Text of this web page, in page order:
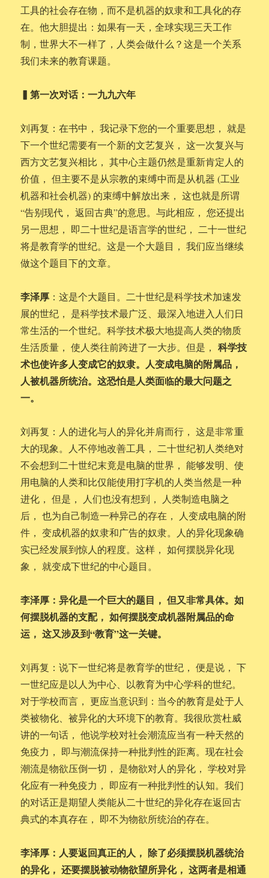
工具的社会存在物，而不是机器的奴隶和工具化的存
在。他大胆提出：如果有一天，全球实现三天工作
制，世界大不一样了，人类会做什么？这是一个关系
我们未来的教育课题。
▍第一次对话：一九九六年
刘再复：在书中， 我记录下您的一个重要思想， 就是
下一个世纪需要有一个新的文艺复兴， 这一次复兴与
西方文艺复兴相比， 其中心主题仍然是重新肯定人的
价值， 但主要不是从宗教的束缚中而是从机器 (工业
机器和社会机器) 的束缚中解放出来， 这也就是所谓
“告别现代， 返回古典”的意思。与此相应， 您还提出
另一思想， 即二十世纪是语言学的世纪， 二十一世纪
将是教育学的世纪。这是一个大题目， 我们应当继续
做这个题目下的文章。
李泽厚 ：这是个大题目。二十世纪是科学技术加速发
展的世纪， 是科学技术最广泛、最深入地进入人们日
常生活的一个世纪。科学技术极大地提高人类的物质
生活质量， 使人类往前跨进了一大步。但是， 科学技
术也使许多人变成它的奴隶。人变成电脑的附属品，
人被机器所统治。这恐怕是人类面临的最大问题之
一。
刘再复：人的进化与人的异化并肩而行， 这是非常重
大的现象。人不停地改善工具， 二十世纪初人类绝对
不会想到二十世纪末竟是电脑的世界， 能够发明、使
用电脑的人类和比仅能使用打字机的人类当然是一种
进化， 但是， 人们也没有想到， 人类制造电脑之
后， 也为自己制造一种异己的存在， 人变成电脑的附
件， 变成机器的奴隶和广告的奴隶。人的异化现象确
实已经发展到惊人的程度。这样， 如何摆脱异化现
象， 就变成下世纪的中心题目。
李泽厚：异化是一个巨大的题目， 但又非常具体。如
何摆脱机器的支配， 如何摆脱变成机器附属品的命
运， 这又涉及到“教育”这一关键。
刘再复：说下一世纪将是教育学的世纪， 便是说， 下
一世纪应是以人为中心、以教育为中心学科的世纪。
对于学校而言， 更应当意识到：当今的教育是处于人
类被物化、被异化的大环境下的教育。我很欣赏杜威
讲的一句话， 他说学校对社会潮流应当有一种天然的
免疫力， 即与潮流保持一种批判性的距离。现在社会
潮流是物欲压倒一切， 是物欲对人的异化， 学校对异
化应有一种免疫力， 即应有一种批判性的认知。我们
的对话正是期望人类能从二十世纪的异化存在返回古
典式的本真存在， 即不为物欲所统治的存在。
李泽厚：人要返回真正的人， 除了必须摆脱机器统治
的异化， 还要摆脱被动物欲望所异化， 这两者是相通